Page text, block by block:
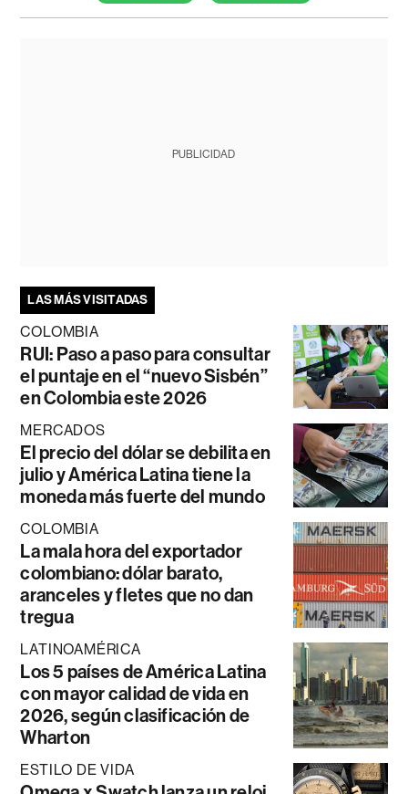
PUBLICIDAD
LAS MÁS VISITADAS
COLOMBIA
RUI: Paso a paso para consultar
el puntaje en el “nuevo Sisbén”
en Colombia este 2026
MERCADOS
El precio del dólar se debilita en
julio y América Latina tiene la
moneda más fuerte del mundo
COLOMBIA
La mala hora del exportador
colombiano: dólar barato,
aranceles y fletes que no dan
tregua
LATINOAMÉRICA
Los 5 países de América Latina
con mayor calidad de vida en
2026, según clasificación de
Wharton
ESTILO DE VIDA